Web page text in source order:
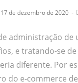
17 de dezembro de 2020
administração de
e tratando-se
diferente. Por
do e-commerce